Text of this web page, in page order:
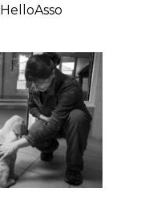
HelloAsso